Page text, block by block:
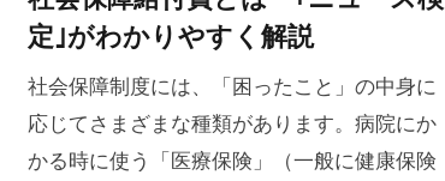
定｣がわかりやすく解説
社会保障制度には、「困ったこと」の中身に
応じてさまざまな種類があります。病院にか
かる時に使う「医療保険」（一般に健康保険